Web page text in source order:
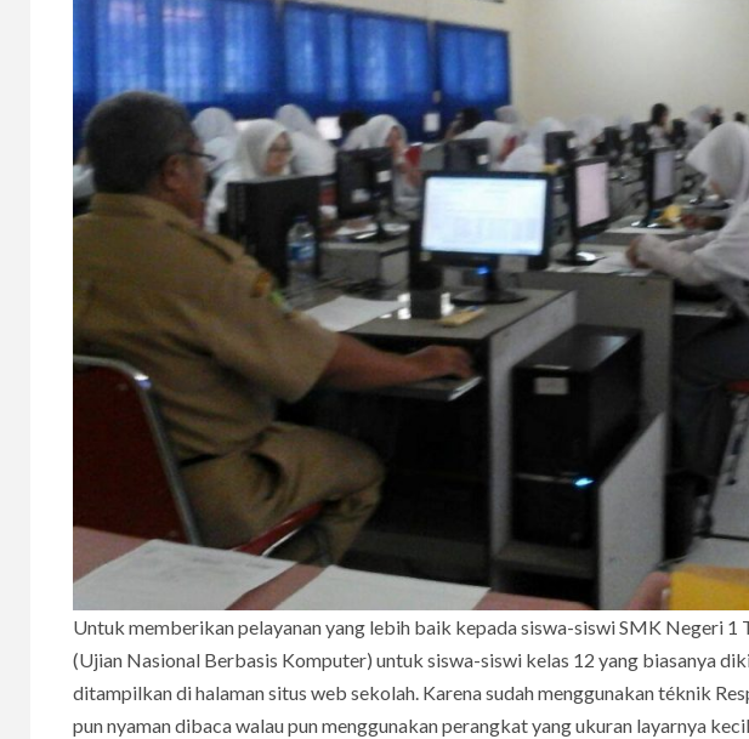
Untuk memberikan pelayanan yang lebih baik kepada siswa-siswi SMK Negeri 1
(Ujian Nasional Berbasis Komputer) untuk siswa-siswi kelas 12 yang biasanya
ditampilkan di halaman situs web sekolah. Karena sudah menggunakan téknik
pun nyaman dibaca walau pun menggunakan perangkat yang ukuran layarnya